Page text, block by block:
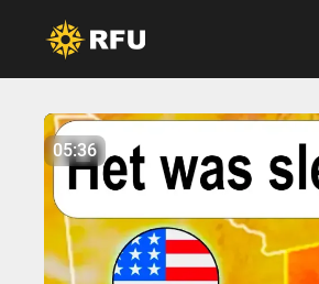
No items found.
05:36